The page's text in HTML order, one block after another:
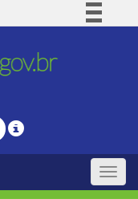
Comunica BR
Legislação
Toggle